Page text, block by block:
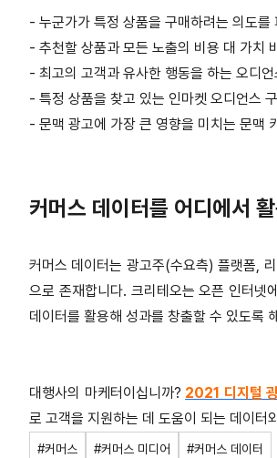
- 누군가가 특정 상품을 구매하려는 의도
- 추천할 상품과 모든 노출의 비용 대 가치
- 최고의 고객과 유사한 행동을 하는 오디
- 특정 상품을 찾고 있는 인마켓 오디언스
- 문맥 광고에 가장 큰 영향을 미치는 문맥
커머스 데이터를 어디에서
커머스 데이터는 광고주(수요측) 플랫폼,
으로 존재합니다. 크리테오는 오픈 인터넷
데이터를 활용해 성과를 창출할 수 있도록
대행사의 마케터이십니까? 2021 디지털
로 고객을 지원하는 데 도움이 되는 데이터
#커머스 #커머스 미디어 #커머스 데이터